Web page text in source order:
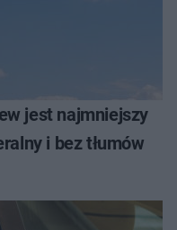
jest najmniejszy
i bez tłumów